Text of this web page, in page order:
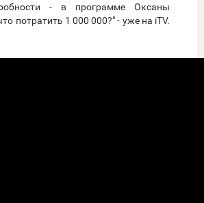
- в программе Оксаны
потратить 1 000 000?" - уже на iTV.